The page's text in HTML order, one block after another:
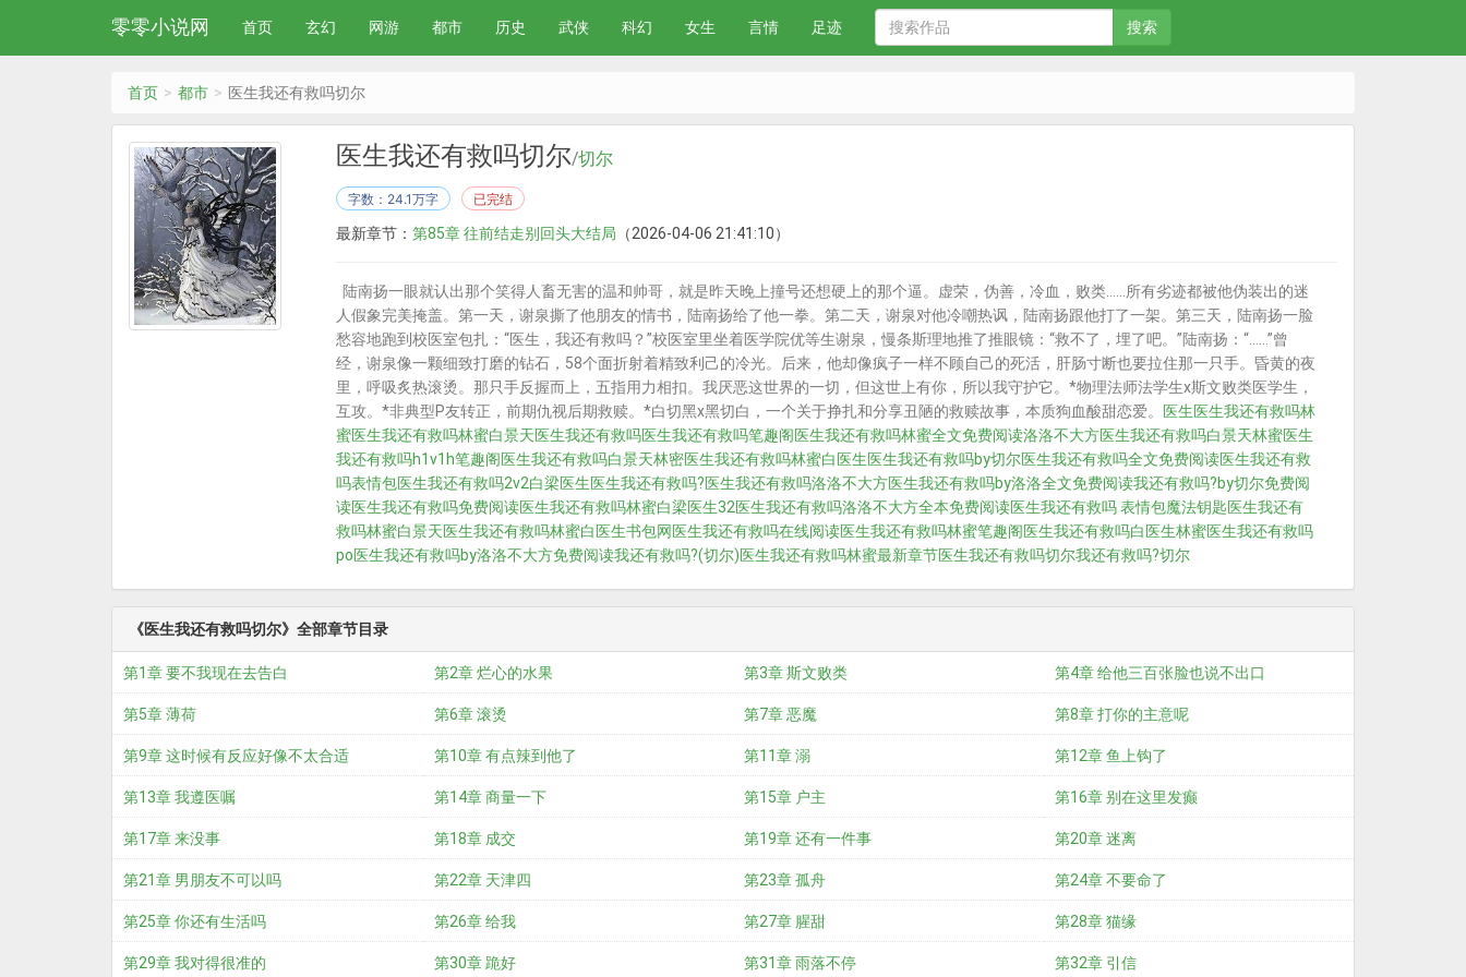
零零小说网 首页 玄幻 网游 都市 历史 武侠 科幻 女生 言情 足迹 搜索
首页 都市 医生我还有救吗切尔
医生我还有救吗切尔/切尔
字数：24.1万字 已完结
最新章节： 第85章 往前结走别回头大结局 （2026-04-06 21:41:10）
陆南扬一眼就认出那个笑得人畜无害的温和帅哥，就是昨天晚上撞号还想硬上的那个逼。虚荣，伪善，冷血，败类……所有劣迹都被他伪装出的迷
人假象完美掩盖。第一天，谢泉撕了他朋友的情书，陆南扬给了他一拳。第二天，谢泉对他冷嘲热讽，陆南扬跟他打了一架。第三天，陆南扬一脸
愁容地跑到校医室包扎：“医生，我还有救吗？”校医室里坐着医学院优等生谢泉，慢条斯理地推了推眼镜：“救不了，埋了吧。”陆南扬：“……”曾
经，谢泉像一颗细致打磨的钻石，58个面折射着精致利己的冷光。后来，他却像疯子一样不顾自己的死活，肝肠寸断也要拉住那一只手。昏黄的夜
里，呼吸炙热滚烫。那只手反握而上，五指用力相扣。我厌恶这世界的一切，但这世上有你，所以我守护它。*物理法师法学生x斯文败类医学生，
互攻。*非典型P友转正，前期仇视后期救赎。*白切黑x黑切白，一个关于挣扎和分享丑陋的救赎故事，本质狗血酸甜恋爱。
医生医生我还有救吗林
蜜医生我还有救吗林蜜白景天医生我还有救吗医生我还有救吗笔趣阁医生我还有救吗林蜜全文免费阅读洛洛不大方医生我还有救吗白景天林蜜医生
我还有救吗h1ⅴ1h笔趣阁医生我还有救吗白景天林密医生我还有救吗林蜜白医生医生我还有救吗by切尔医生我还有救吗全文免费阅读医生我还有救
吗表情包医生我还有救吗2v2白梁医生医生我还有救吗?医生我还有救吗洛洛不大方医生我还有救吗by洛洛全文免费阅读我还有救吗?by切尔免费阅
读医生我还有救吗免费阅读医生我还有救吗林蜜白梁医生32医生我还有救吗洛洛不大方全本免费阅读医生我还有救吗 表情包魔法钥匙医生我还有
救吗林蜜白景天医生我还有救吗林蜜白医生书包网 医生我还有救吗在线阅读医生我还有救吗林蜜笔趣阁医生我还有救吗白医生林蜜医生我还有救吗
po医生我还有救吗by洛洛不大方免费阅读我还有救吗?(切尔)医生我还有救吗林蜜最新章节医生我还有救吗切尔我还有救吗?切尔
《医生我还有救吗切尔》全部章节目录
第1章 要不我现在去告白 第2章 烂心的水果 第3章 斯文败类 第4章 给他三百张脸也说不出口
第5章 薄荷 第6章 滚烫 第7章 恶魔 第8章 打你的主意呢
第9章 这时候有反应好像不太合适 第10章 有点辣到他了 第11章 溺 第12章 鱼上钩了
第13章 我遵医嘱 第14章 商量一下 第15章 户主 第16章 别在这里发癫
第17章 来没事 第18章 成交 第19章 还有一件事 第20章 迷离
第21章 男朋友不可以吗 第22章 天津四 第23章 孤舟 第24章 不要命了
第25章 你还有生活吗 第26章 给我 第27章 腥甜 第28章 猫缘
第29章 我对得很准的 第30章 跪好 第31章 雨落不停 第32章 引信